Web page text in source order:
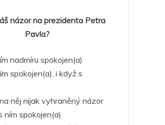
názor na prezidenta Petra
Pavla?
nadmíru spokojen(a)
spokojen(a), i když s
něj nijak vyhraněný názor
ním spokojen(a)